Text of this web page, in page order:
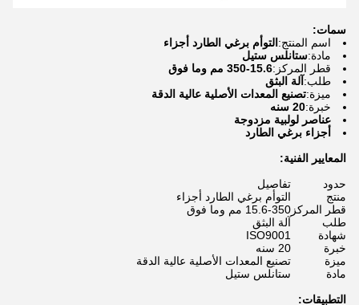
سمات:
اسم المنتج: التوأم برغي الطارد أجزاء
مادة:ستانلس ستيل
قطر المركز:15.6-350 مم وما فوق
طلب: آلة البثق
ميزة:تصنيع المعدات الأصلية عالية الدقة
خبرة:20 سنه
عناصر لولبية مزدوجة
أجزاء برغي الطارد
المعايير الفنية:
حدود
تفاصيل
منتج
التوأم برغي الطارد أجزاء
قطر المركز 15.6-350 مم وما فوق
طلب
آلة البثق
شهادة
ISO9001
خبرة
20 سنه
ميزة
تصنيع المعدات الأصلية عالية الدقة
مادة
ستانلس ستيل
التطبيقات: